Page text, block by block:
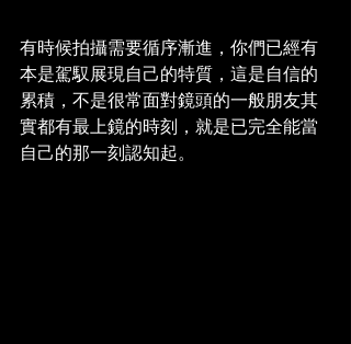
有時候拍攝需要循序漸進，你們已經有
本是駕馭展現自己的特質，這是自信的
累積，不是很常面對鏡頭的一般朋友其
實都有最上鏡的時刻，就是已完全能當
自己的那一刻認知起。